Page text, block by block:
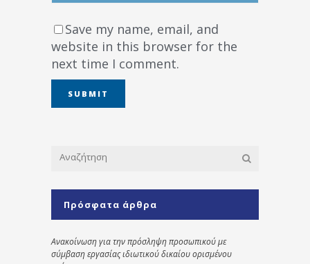
Save my name, email, and
website in this browser for the
next time I comment.
Πρόσφατα άρθρα
Ανακοίνωση για την πρόσληψη προσωπικού με
σύμβαση εργασίας ιδιωτικού δικαίου ορισμένου